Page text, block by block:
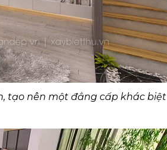
tạo nên một đẳng cấp khác biệt